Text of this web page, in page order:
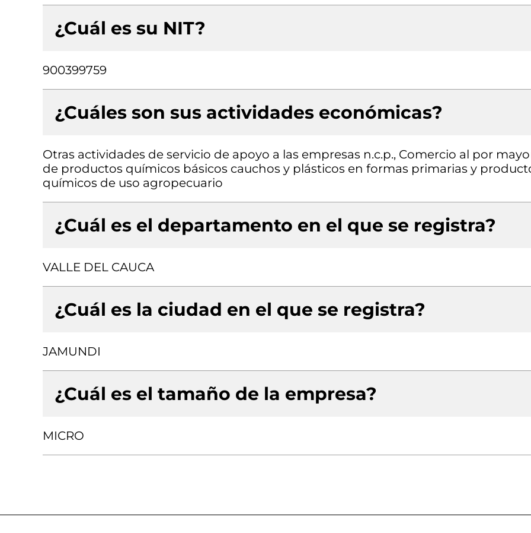
¿Cuál es su NIT?
900399759
¿Cuáles son sus actividades económicas?
Otras actividades de servicio de apoyo a las empresas n.c.p., Comercio al por
de productos químicos básicos cauchos y plásticos en formas primarias y
químicos de uso agropecuario
¿Cuál es el departamento en el que se registra?
VALLE DEL CAUCA
¿Cuál es la ciudad en el que se registra?
JAMUNDI
¿Cuál es el tamaño de la empresa?
MICRO